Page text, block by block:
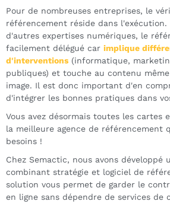
Pour de nombreuses entreprises, le
référencement réside dans
d'autres expertises numériques, le
facilement délégué car implique
d'interventions (informatique,
publiques) et touche au contenu
image. Il est donc important d'en
d'intégrer les bonnes pratiques dans
Vous avez désormais toutes les cartes
la meilleure agence de référencement
besoins !
Chez Semactic, nous avons développé
combinant stratégie et logiciel de
solution vous permet de garder le
en ligne sans dépendre de services de